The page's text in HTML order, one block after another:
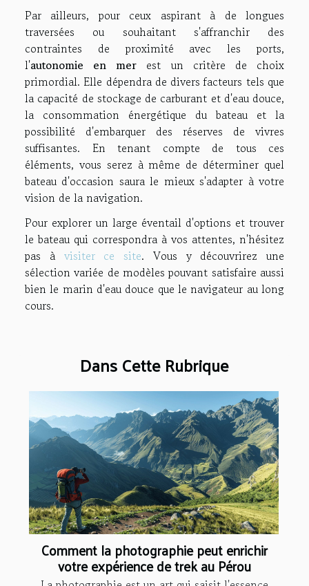
Par ailleurs, pour ceux aspirant à de longues
traversées ou souhaitant s'affranchir des
contraintes de proximité avec les ports,
l'autonomie en mer est un critère de choix
primordial. Elle dépendra de divers facteurs tels que
la capacité de stockage de carburant et d'eau douce,
la consommation énergétique du bateau et la
possibilité d'embarquer des réserves de vivres
suffisantes. En tenant compte de tous ces
éléments, vous serez à même de déterminer quel
bateau d'occasion saura le mieux s'adapter à votre
vision de la navigation.
Pour explorer un large éventail d'options et trouver
le bateau qui correspondra à vos attentes, n'hésitez
pas à visiter ce site. Vous y découvrirez une
sélection variée de modèles pouvant satisfaire aussi
bien le marin d'eau douce que le navigateur au long
cours.
Dans Cette Rubrique
Comment la photographie peut enrichir
votre expérience de trek au Pérou